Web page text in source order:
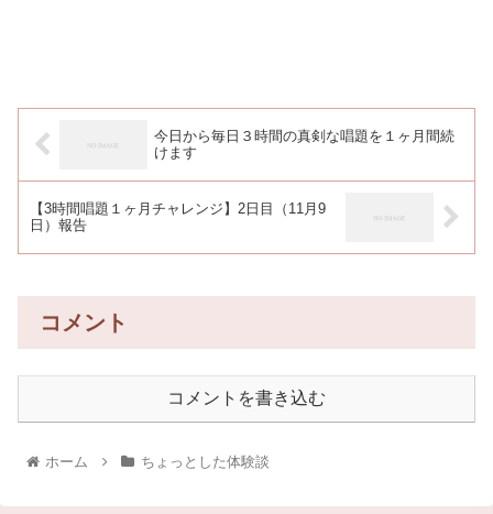
今日から毎日３時間の真剣な唱題を１ヶ月間続
けます
【3時間唱題１ヶ月チャレンジ】2日目（11月9
日）報告
コメント
コメントを書き込む
ホーム ちょっとした体験談